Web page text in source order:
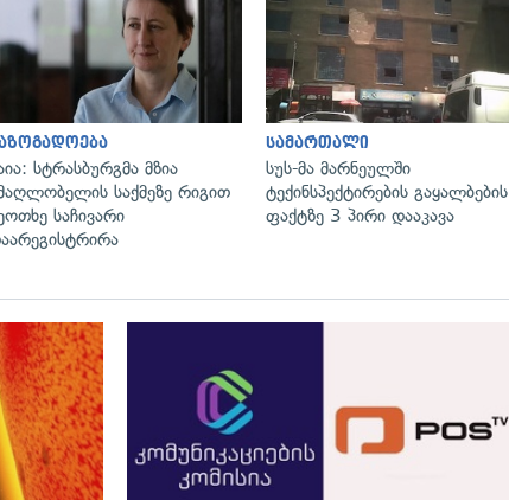
გადახედვა გადახედვა
სტრასბურგმა მზია
საქმეზე რიგით
საჩივარი
სამართალი
სუს-მა მარნეულში
ტექინსპექტირების გაყალბების
ფაქტზე 3 პირი დააკავა